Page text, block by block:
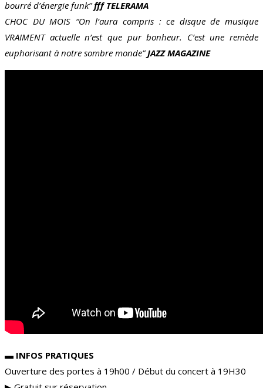
bourré d’énergie funk”fff TELERAMA
CHOC DU MOIS “On l’aura compris : ce disque de musique
VRAIMENT actuelle n’est que pur bonheur. C’est une remède
euphorisant à notre sombre monde” JAZZ MAGAZINE
▬ INFOS PRATIQUES
Ouverture des portes à 19h00 / Début du concert à 19H30